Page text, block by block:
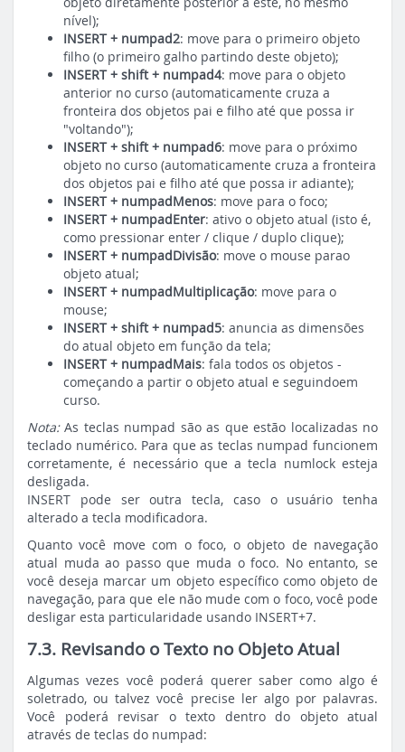
nível);
INSERT + numpad2: move para o primeiro objeto
filho (o primeiro galho partindo deste objeto);
INSERT + shift + numpad4: move para o objeto
anterior no curso (automaticamente cruza a
fronteira dos objetos pai e filho até que possa ir
"voltando");
INSERT + shift + numpad6: move para o próximo
objeto no curso (automaticamente cruza a fronteira
dos objetos pai e filho até que possa ir adiante);
INSERT + numpadMenos: move para o foco;
INSERT + numpadEnter: ativo o objeto atual (isto é,
como pressionar enter / clique / duplo clique);
INSERT + numpadDivisão: move o mouse parao
objeto atual;
INSERT + numpadMultiplicação: move para o
mouse;
INSERT + shift + numpad5: anuncia as dimensões
do atual objeto em função da tela;
INSERT + numpadMais: fala todos os objetos -
começando a partir o objeto atual e seguindoem
curso.
Nota:As teclas numpad são as que estão localizadas no
teclado numérico. Para que as teclas numpad funcionem
corretamente, é necessário que a tecla numlock esteja
desligada.
INSERT pode ser outra tecla, caso o usuário tenha
alterado a tecla modificadora.
Quanto você move com o foco, o objeto de navegação
atual muda ao passo que muda o foco. No entanto, se
você deseja marcar um objeto específico como objeto de
navegação, para que ele não mude com o foco, você pode
desligar esta particularidade usando INSERT+7.
7.3. Revisando o Texto no Objeto Atual
Algumas vezes você poderá querer saber como algo é
soletrado, ou talvez você precise ler algo por palavras.
Você poderá revisar o texto dentro do objeto atual
através de teclas do numpad: